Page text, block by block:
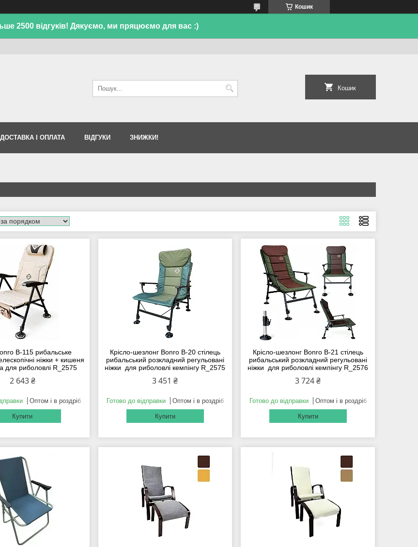
Кошик
2500 відгуків! Дякуємо, ми пряцюємо для вас :)
Кошик
ДОСТАВКА І ОПЛАТА ВІДГУКИ ЗНИЖКИ!
B-115 рибальське
ніжки + кишеня
для риболовлі R_2575
2 643 ₴
Оптом і в роздріб
Купити
Крісло-шезлонг Bonro B-20 стілець
рибальський розкладний регульовані
ніжки для риболовлі кемпінгу R_2575
3 451 ₴
Готово до відправки Оптом і в роздріб
Купити
Крісло-шезлонг Bonro B-21 стілець
рибальський розкладний регульовані
ніжки для риболовлі кемпінгу R_2576
3 724 ₴
Готово до відправки Оптом і в роздріб
Купити